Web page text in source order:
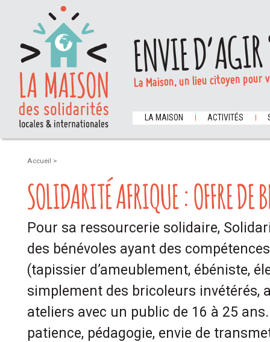
ENVIE
La Maison, un lieu citoyen
LA MAISON ACTIVITÉS
Accueil >
SOLIDARITÉ AFRIQUE : OFFRE DE
Pour sa ressourcerie solidaire,
des bénévoles ayant des
(tapissier d’ameublement, ébéniste,
simplement des bricoleurs invétérés,
ateliers avec un public de 16 à 25
patience, pédagogie, envie de